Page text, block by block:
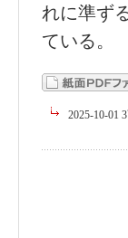
れに準ず
ている。
2025-10-01